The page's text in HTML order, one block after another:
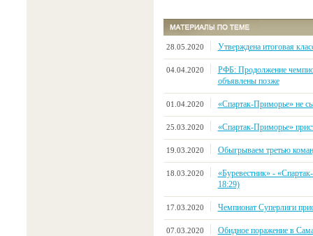
28.05.2020 Утверждена итоговая
04.04.2020
РФБ: Продолжение
объявлены позже
01.04.2020 «Спартак-Приморье» не
25.03.2020 «Спартак-Приморье»
19.03.2020 Обыгрываем третью
18.03.2020
«Буревестник» -
18:29)
17.03.2020 Чемпионат Суперлиги
07.03.2020 Обидное поражение в